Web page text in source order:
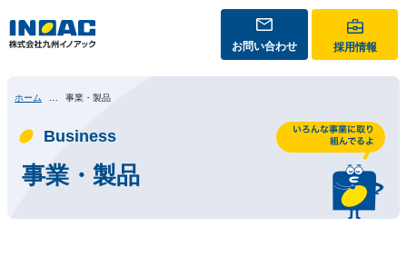
お問い合わせ 採用情報
ホーム 事業・製品
事業・製品
Business